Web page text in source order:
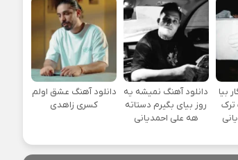
بیا
ترک
دانلود آهنگ نمیشه یه
روز بیای بگیرم دستاته
هه علی احمدیانی
دانلود آهنگ عشق اولم
کسری زاهدی